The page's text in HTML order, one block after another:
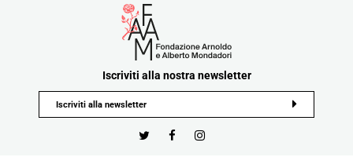
Iscriviti alla nostra newsletter